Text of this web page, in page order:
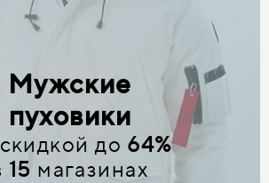
Мужские
пуховики
до 64%
15 магазинах